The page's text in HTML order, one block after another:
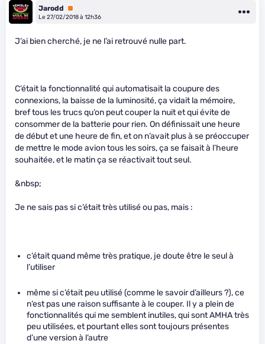
Jarodd
Premium
Le 27/02/2018 à 12h36
J’ai bien cherché, je ne l’ai retrouvé nulle part.
C’était la fonctionnalité qui automatisait la coupure des
connexions, la baisse de la luminosité, ça vidait la mémoire,
bref tous les trucs qu’on peut couper la nuit et qui évite de
consommer de la batterie pour rien. On définissait une heure
de début et une heure de fin, et on n’avait plus à se préoccuper
de mettre le mode avion tous les soirs, ça se faisait à l’heure
souhaitée, et le matin ça se réactivait tout seul.
&nbsp;
Je ne sais pas si c’était très utilisé ou pas, mais :
c’était quand même très pratique, je doute être le seul à
l’utiliser
même si c’était peu utilisé (comme le savoir d’ailleurs ?), ce
n’est pas une raison suffisante à le couper. Il y a plein de
fonctionnalités qui me semblent inutiles, qui sont AMHA très
peu utilisées, et pourtant elles sont toujours présentes
d’une version à l’autre